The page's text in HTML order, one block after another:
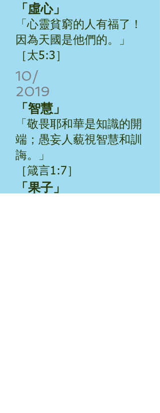
「虛心」
「心靈貧窮的人有福了！
因為天國是他們的。」
［太5:3］
10/
2019
「智慧」
「 敬畏耶和華是知識的開
端；愚妄人藐視智慧和訓
誨。
」
［箴言1:7］
「果子」